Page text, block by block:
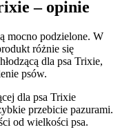
– opinie
mocno podzielone. W
różnie się
dla psa Trixie,
psów.
dla psa Trixie
przebicie pazurami.
od wielkości psa.